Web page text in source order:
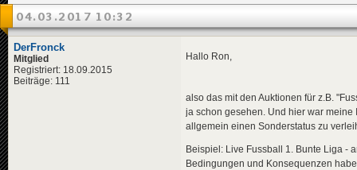
04.03.2017 10:32
DerFronck
Mitglied
Registriert: 18.09.2015
Beiträge: 111
Hallo Ron,
also das mit den Auktionen für z.B.
ja schon gesehen. Und hier war
allgemein einen Sonderstatus zu
Beispiel: Live Fussball 1. Bunte Liga -
Bedingungen und Konsequenzen